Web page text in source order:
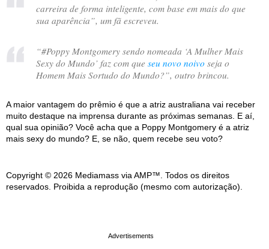
carreira de forma inteligente, com base em mais do que
sua aparência”, um fã escreveu.
“#Poppy Montgomery sendo nomeada ‘A Mulher Mais
Sexy do Mundo’ faz com que seu novo noivo seja o
Homem Mais Sortudo do Mundo?”, outro brincou.
A maior vantagem do prêmio é que a atriz australiana vai receber
muito destaque na imprensa durante as próximas semanas. E aí,
qual sua opinião? Você acha que a Poppy Montgomery é a atriz
mais sexy do mundo? E, se não, quem recebe seu voto?
Copyright © 2026 Mediamass via AMP™. Todos os direitos
reservados. Proibida a reprodução (mesmo com autorização).